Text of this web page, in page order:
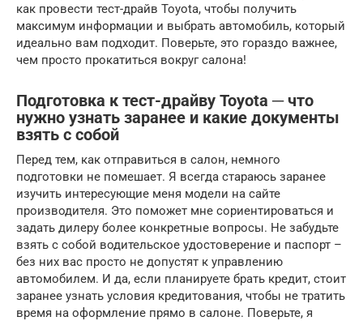
как провести тест-драйв Toyota, чтобы получить
максимум информации и выбрать автомобиль, который
идеально вам подходит. Поверьте, это гораздо важнее,
чем просто прокатиться вокруг салона!
Подготовка к тест-драйву Toyota ─ что
нужно узнать заранее и какие документы
взять с собой
Перед тем, как отправиться в салон, немного
подготовки не помешает. Я всегда стараюсь заранее
изучить интересующие меня модели на сайте
производителя. Это поможет мне сориентироваться и
задать дилеру более конкретные вопросы. Не забудьте
взять с собой водительское удостоверение и паспорт –
без них вас просто не допустят к управлению
автомобилем. И да, если планируете брать кредит, стоит
заранее узнать условия кредитования, чтобы не тратить
время на оформление прямо в салоне. Поверьте, я